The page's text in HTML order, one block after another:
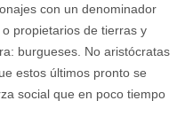
con un denominador
propietarios de tierras y
burgueses. No aristócratas
estos últimos pronto se
social que en poco tiempo